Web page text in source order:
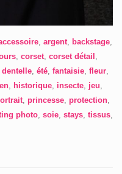
, argent, backstage,
, corset, corset détail ,
dentelle, été, fantaisie, fleur,
, historique, insecte, jeu,
, princesse, protection,
photo, soie, stays, tissus,